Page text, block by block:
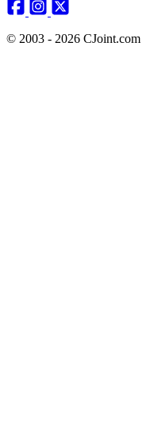
© 2003 - 2026 CJoint.com